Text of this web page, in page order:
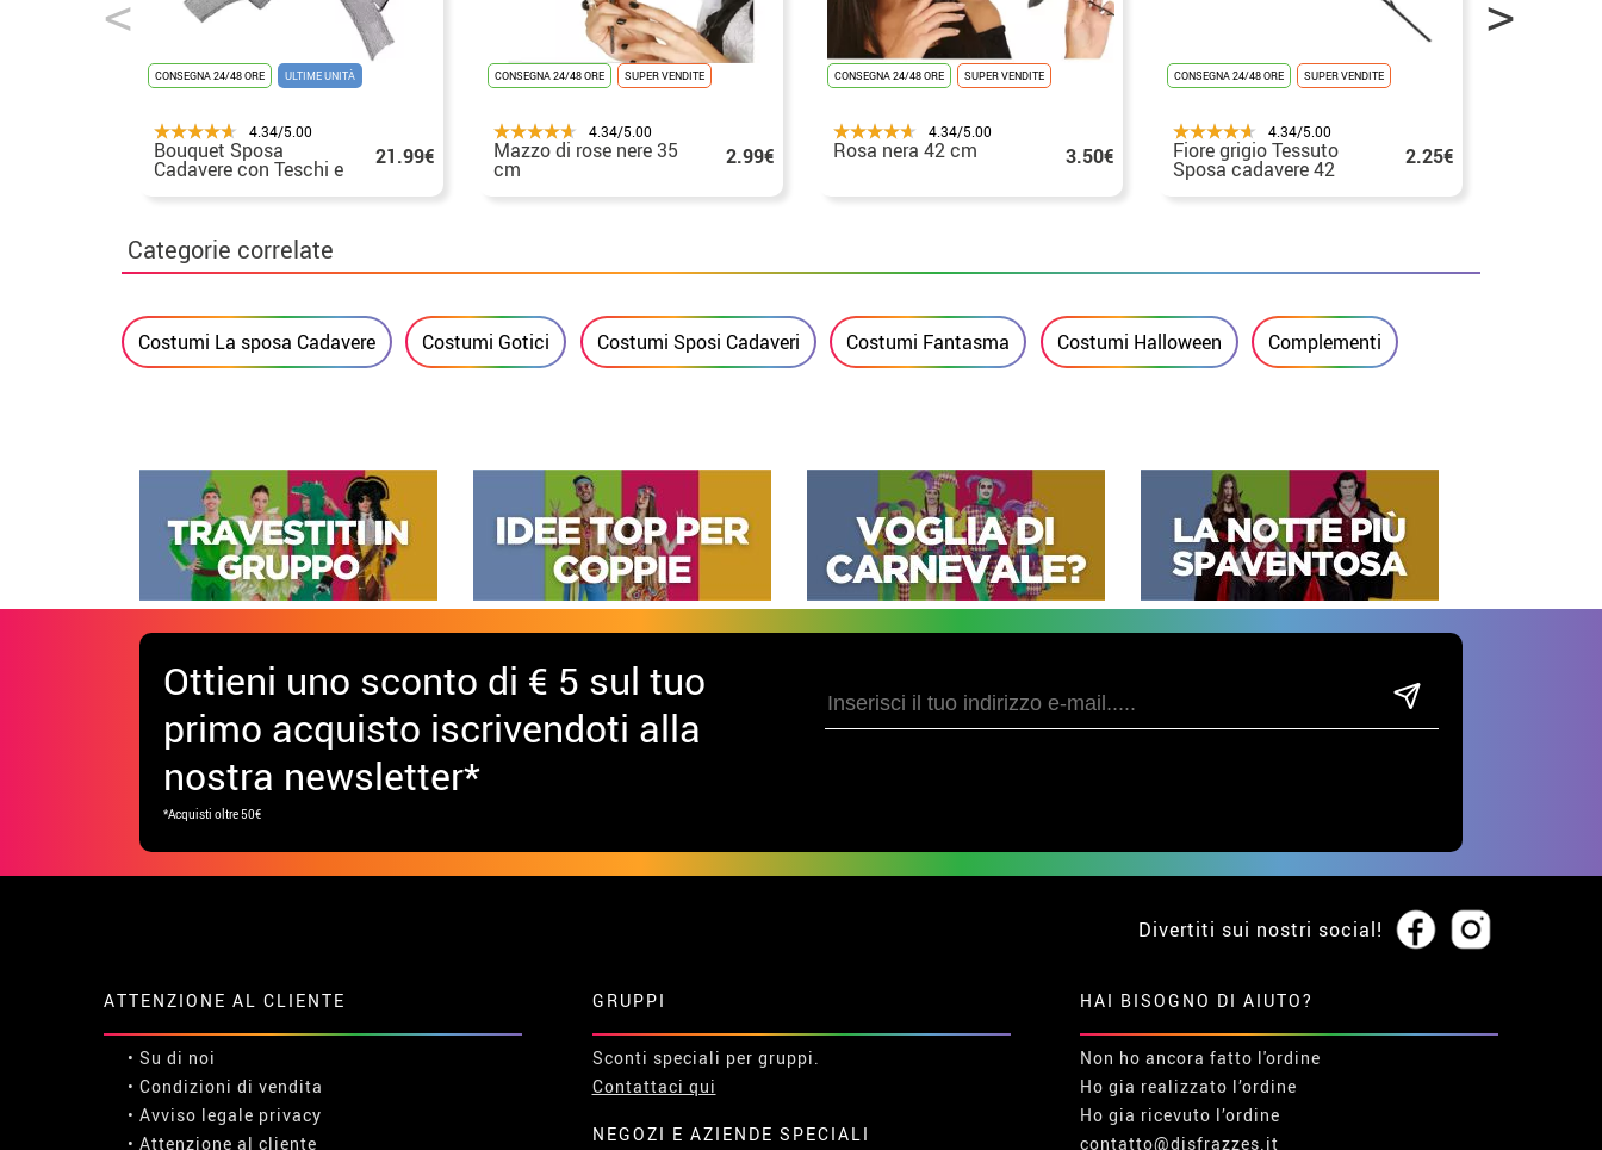
CONSEGNA 24/48 ORE ULTIME UNITÀ
4.34/5.00
Bouquet Sposa
Cadavere con Teschi e 21.99€
CONSEGNA 24/48 ORE SUPER VENDITE
4.34/5.00
Mazzo di rose nere 35
cm 2.99€
CONSEGNA 24/48 ORE SUPER VENDITE
4.34/5.00
Rosa nera 42 cm 3.50€
CONSEGNA 24/48 ORE SUPER VENDITE
4.34/5.00
Fiore grigio Tessuto
Sposa cadavere 42
cm
2.25€
Categorie correlate
Costumi La sposa Cadavere Costumi Gotici Costumi Sposi Cadaveri Costumi Fantasma Costumi Halloween Complementi
Ottieni uno sconto di € 5 sul tuo
primo acquisto iscrivendoti alla
nostra newsletter*
*Acquisti oltre 50€
Divertiti sui nostri social!
ATTENZIONE AL CLIENTE
• Su di noi
• Condizioni di vendita
• Avviso legale privacy
• Attenzione al cliente
GRUPPI
Sconti speciali per gruppi.
Contattaci qui
NEGOZI E AZIENDE SPECIALI
HAI BISOGNO DI AIUTO?
Non ho ancora fatto l'ordine
Ho gia realizzato l’ordine
Ho gia ricevuto l’ordine
contatto@disfrazzes.it